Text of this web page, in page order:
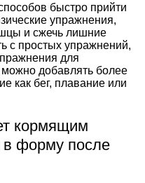
быстро прийти
упражнения,
и сжечь лишние
с простых упражнений,
для
добавлять более
как бег, плавание или
кормящим
форму после